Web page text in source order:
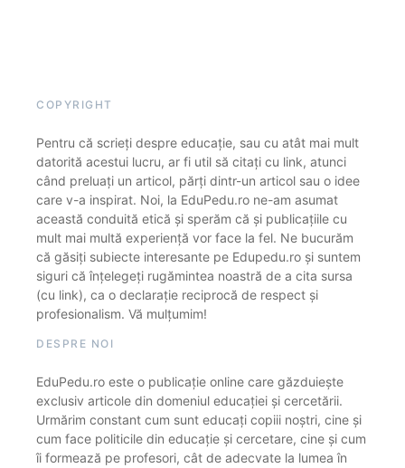
COPYRIGHT
Pentru că scrieți despre educație, sau cu atât mai mult
datorită acestui lucru, ar fi util să citați cu link, atunci
când preluați un articol, părți dintr-un articol sau o idee
care v-a inspirat. Noi, la EduPedu.ro ne-am asumat
această conduită etică și sperăm că și publicațiile cu
mult mai multă experiență vor face la fel. Ne bucurăm
că găsiți subiecte interesante pe Edupedu.ro și suntem
siguri că înțelegeți rugămintea noastră de a cita sursa
(cu link), ca o declarație reciprocă de respect și
profesionalism. Vă mulțumim!
DESPRE NOI
EduPedu.ro este o publicație online care găzduiește
exclusiv articole din domeniul educației și cercetării.
Urmărim constant cum sunt educați copiii noștri, cine și
cum face politicile din educație și cercetare, cine și cum
îi formează pe profesori, cât de adecvate la lumea în